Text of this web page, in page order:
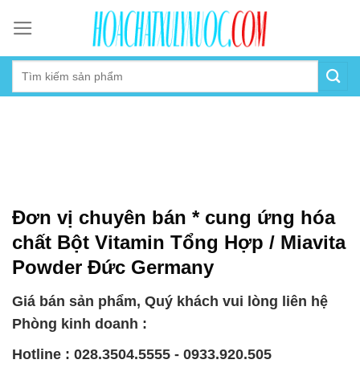
content
Đơn vị chuyên bán * cung ứng hóa
chất Bột Vitamin Tổng Hợp / Miavita
Powder Đức Germany
Giá bán sản phẩm, Quý khách vui lòng liên hệ
Phòng kinh doanh :
Hotline : 028.3504.5555 - 0933.920.505